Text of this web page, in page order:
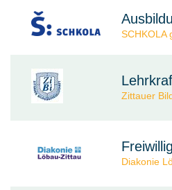
SCHKOLA
Zittauer
Diakonie